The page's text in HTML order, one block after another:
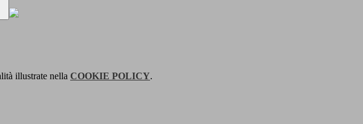
illustrate nella COOKIE POLICY.